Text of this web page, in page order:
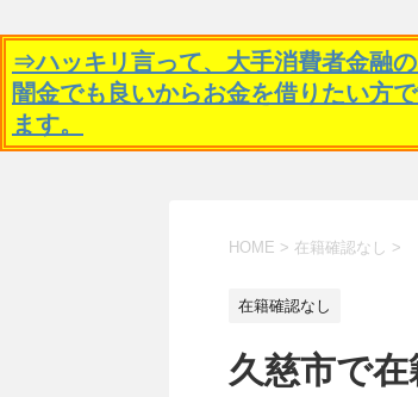
⇒ハッキリ言って、大手消費者金融
闇金でも良いからお金を借りたい方
ます。
HOME > 在籍確認なし >
在籍確認なし
久慈市で